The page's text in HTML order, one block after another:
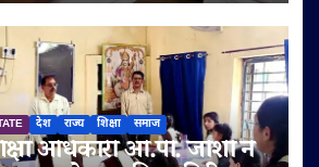
देश राज्य शिक्षा समाज
अधिकारी ओ.पी. जोशी ने